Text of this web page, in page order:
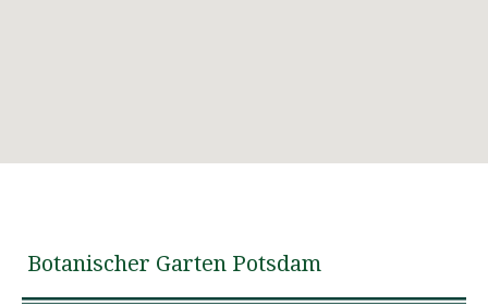
Botanischer Garten Potsdam